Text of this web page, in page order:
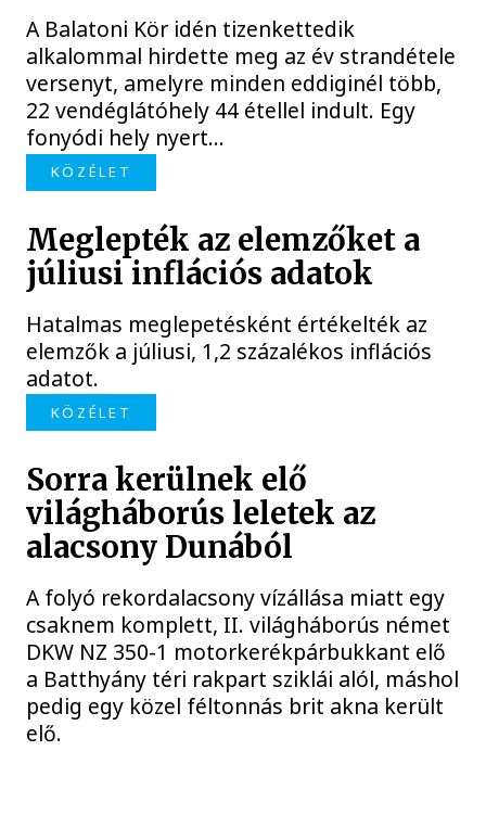
A Balatoni Kör idén tizenkettedik
alkalommal hirdette meg az év strandétele
versenyt, amelyre minden eddiginél több,
22 vendéglátóhely 44 étellel indult. Egy
fonyódi hely nyert...
KÖZÉLET
Meglepték az elemzőket a
júliusi inflációs adatok
Hatalmas meglepetésként értékelték az
elemzők a júliusi, 1,2 százalékos inflációs
adatot.
KÖZÉLET
Sorra kerülnek elő
világháborús leletek az
alacsony Dunából
A folyó rekordalacsony vízállása miatt egy
csaknem komplett, II. világháborús német
DKW NZ 350-1 motorkerékpárbukkant elő
a Batthyány téri rakpart sziklái alól, máshol
pedig egy közel féltonnás brit akna került
elő.